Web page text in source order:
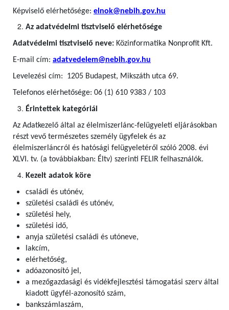
Képviselő elérhetősége: elnok@nebih.gov.hu
Az adatvédelmi tisztviselő elérhetősége
Adatvédelmi tisztviselő neve: Közinformatika Nonprofit Kft.
E-mail cím: adatvedelem@nebih.gov.hu
Levelezési cím: 1205 Budapest, Mikszáth utca 69.
Telefonos elérhetősége: 06 (1) 610 9383 / 103
Érintettek kategóriái
Az Adatkezelő által az élelmiszerlánc-felügyeleti eljárásokban
részt vevő természetes személy ügyfelek és az
élelmiszerláncról és hatósági felügyeletéről szóló 2008. évi
XLVI. tv. (a továbbiakban: Éltv) szerinti FELIR felhasználók.
Kezelt adatok köre
családi és utónév,
születési családi és utónév,
születési hely,
születési idő,
anyja születési családi és utóneve,
lakcím,
elérhetőség,
adóazonosító jel,
a mezőgazdasági és vidékfejlesztési támogatási szerv által
kiadott ügyfél-azonosító szám,
bankszámlaszám,